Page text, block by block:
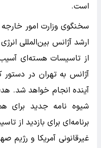
است.
سخنگوی وزارت امور
ارشد آژانس بین‌المللی
از تاسیسات هسته‌ای
آژانس به تهران در
آینده انجام خواهد شد.
شیوه ‌نامه جدید برای
برنامه‌ای برای بازدید از
غیرقانونی آمریکا و رژیم